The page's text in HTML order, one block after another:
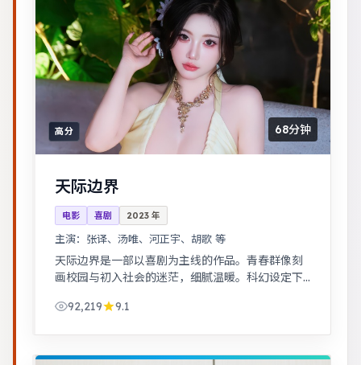
高分 68分钟
天际边界
电影 喜剧 2023 年
主演： 张译、汤唯、河正宇、胡歌 等
天际边界是一部以喜剧为主线的作品。青春群像刻
画校园与初入社会的迷茫，细腻温暖。科幻设定下
92,219
9.1